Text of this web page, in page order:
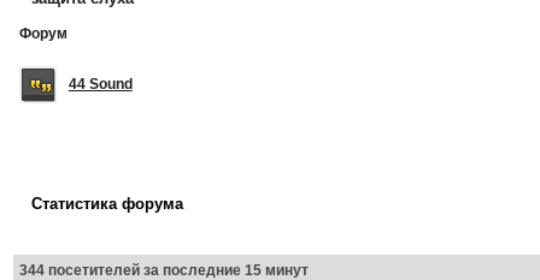
Форум
44 Sound
Статистика форума
344 посетителей за последние 15 минут